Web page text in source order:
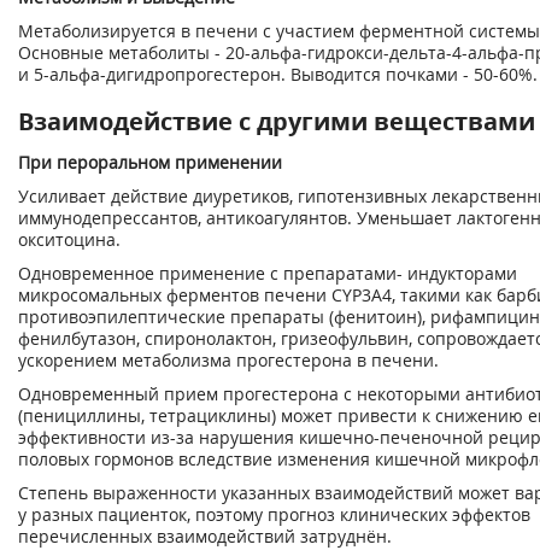
Метаболизируется в печени с участием ферментной системы
Основные метаболиты - 20-альфа-гидрокси-дельта-4-альфа-
и 5-альфа-дигидропрогестерон. Выводится почками - 50-60%.
Взаимодействие с другими веществами
При пероральном применении
Усиливает действие диуретиков, гипотензивных
иммунодепрессантов, антикоагулянтов. Уменьшает
окситоцина.
Одновременное применение с препаратами- индукторами
микросомальных ферментов печени CYP3A4, такими как
противоэпилептические препараты (фенитоин),
фенилбутазон, спиронолактон, гризеофульвин,
ускорением метаболизма прогестерона в печени.
Одновременный прием прогестерона с некоторыми
(пенициллины, тетрациклины) может привести к снижению
эффективности из-за нарушения кишечно-печеночной
половых гормонов вследствие изменения кишечной
Степень выраженности указанных взаимодействий может
у разных пациенток, поэтому прогноз клинических эффектов
перечисленных взаимодействий затруднён.